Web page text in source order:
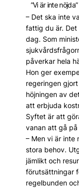
”Vi är inte nöjda”
– Det ska inte
fattig du är.
dag. Som
påverkar hela
Hon ger
regeringen
höjningen av
att erbjuda
Syftet är att
vanan att gå på
– Men vi är inte
stora behov.
jämlikt och
förutsättningar
regelbunden